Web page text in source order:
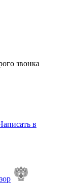
звонка
в